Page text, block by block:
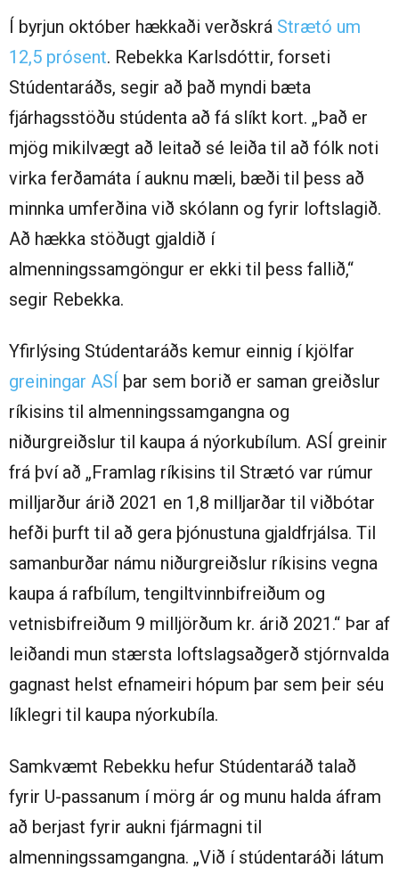
Í byrjun október hækkaði verðskrá Strætó um
12,5 prósent. Rebekka Karlsdóttir, forseti
Stúdentaráðs, segir að það myndi bæta
fjárhagsstöðu stúdenta að fá slíkt kort. „Það er
mjög mikilvægt að leitað sé leiða til að fólk noti
virka ferðamáta í auknu mæli, bæði til þess að
minnka umferðina við skólann og fyrir loftslagið.
Að hækka stöðugt gjaldið í
almenningssamgöngur er ekki til þess fallið,“
segir Rebekka.
Yfirlýsing Stúdentaráðs kemur einnig í kjölfar
greiningar ASÍ þar sem borið er saman greiðslur
ríkisins til almenningssamgangna og
niðurgreiðslur til kaupa á nýorkubílum. ASÍ greinir
frá því að „Framlag ríkisins til Strætó var rúmur
milljarður árið 2021 en 1,8 milljarðar til viðbótar
hefði þurft til að gera þjónustuna gjaldfrjálsa. Til
samanburðar námu niðurgreiðslur ríkisins vegna
kaupa á rafbílum, tengiltvinnbifreiðum og
vetnisbifreiðum 9 milljörðum kr. árið 2021.“ Þar af
leiðandi mun stærsta loftslagsaðgerð stjórnvalda
gagnast helst efnameiri hópum þar sem þeir séu
líklegri til kaupa nýorkubíla.
Samkvæmt Rebekku hefur Stúdentaráð talað
fyrir U-passanum í mörg ár og munu halda áfram
að berjast fyrir aukni fjármagni til
almenningssamgangna. „Við í stúdentaráði látum